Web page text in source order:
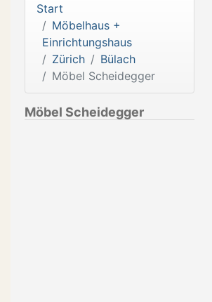
Start
Möbelhaus +
Einrichtungshaus
Zürich
Bülach
Möbel Scheidegger
Möbel Scheidegger